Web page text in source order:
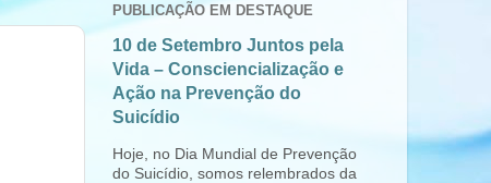
PUBLICAÇÃO EM DESTAQUE
10 de Setembro Juntos pela
Vida – Consciencialização e
Ação na Prevenção do
Suicídio
Hoje, no Dia Mundial de Prevenção
do Suicídio, somos relembrados da